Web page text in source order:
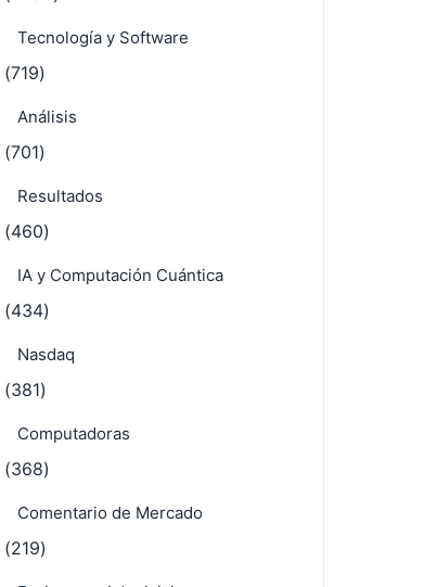
Acciones
(4.198)
Tecnología y Software
(719)
Análisis
(701)
Resultados
(460)
IA y Computación Cuántica
(434)
Nasdaq
(381)
Computadoras
(368)